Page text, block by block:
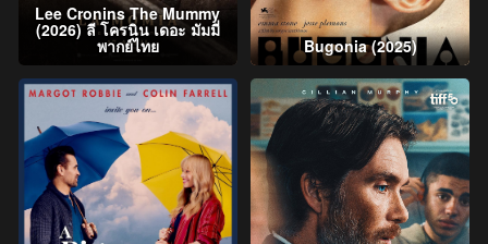
Lee Cronins The Mummy
(2026) ลี โครนิน เดอะ มัมมี่
พากย์ไทย Bugonia (2025)